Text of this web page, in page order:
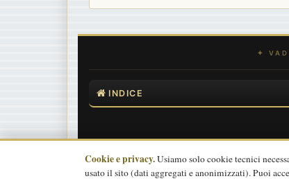
INDICE
Cookie e privacy.Usiamo solo cookie tecnici
usato il sito (dati aggregati e anonimizzati). Puoi